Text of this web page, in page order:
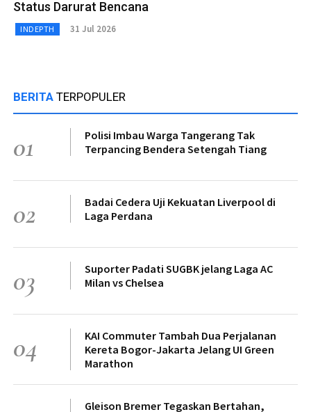
Status Darurat Bencana
INDEPTH 31 Jul 2026
BERITA TERPOPULER
01
Polisi Imbau Warga Tangerang Tak
Terpancing Bendera Setengah Tiang
02
Badai Cedera Uji Kekuatan Liverpool di
Laga Perdana
03
Suporter Padati SUGBK jelang Laga AC
Milan vs Chelsea
04
KAI Commuter Tambah Dua Perjalanan
Kereta Bogor-Jakarta Jelang UI Green
Marathon
Gleison Bremer Tegaskan Bertahan,